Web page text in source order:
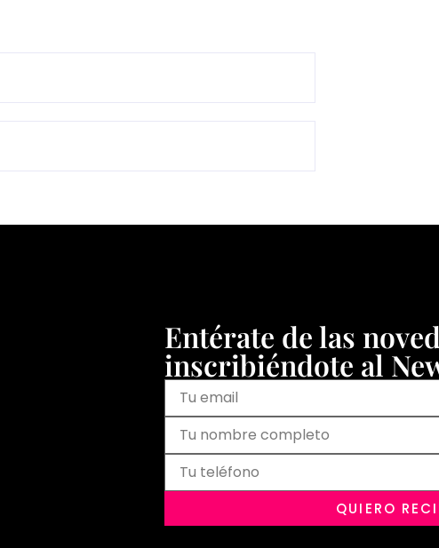
Entérate de las
inscribiéndote al
QUIERO